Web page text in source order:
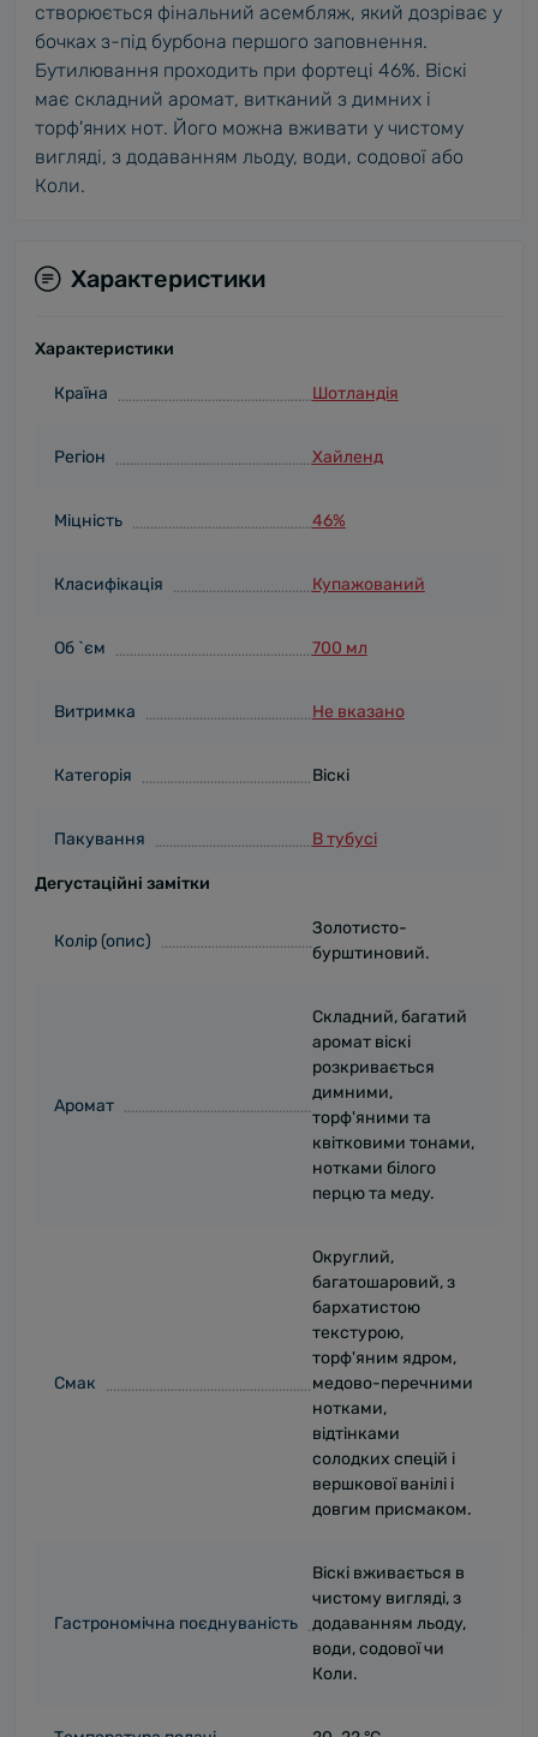
створюється фінальний асембляж, який дозріває у
бочках з-під бурбона першого заповнення.
Бутилювання проходить при фортеці 46%. Віскі
має складний аромат, витканий з димних і
торф'яних нот. Його можна вживати у чистому
вигляді, з додаванням льоду, води, содової або
Коли.
Характеристики
Характеристики
Країна Шотландія
Регіон Хайленд
Міцність 46%
Класифікація Купажований
Об `єм 700 мл
Витримка Не вказано
Категорія Віскі
Пакування В тубусі
Дегустаційні замітки
Колір (опис)
Золотисто-
бурштиновий.
Аромат
Складний, багатий
аромат віскі
розкривається
димними,
торф'яними та
квітковими тонами,
нотками білого
перцю та меду.
Смак
Округлий,
багатошаровий, з
бархатистою
текстурою,
торф'яним ядром,
медово-перечними
нотками,
відтінками
солодких спецій і
вершкової ванілі і
довгим присмаком.
Гастрономічна поєднуваність
Віскі вживається в
чистому вигляді, з
додаванням льоду,
води, содової чи
Коли.